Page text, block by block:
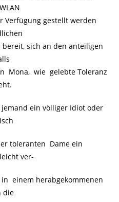
gestellt werden
sich an den anteiligen
Mona, wie gelebte Toleranz
ein völliger Idiot oder
toleranten Dame ein
ver-
einem herabgekommenen
die